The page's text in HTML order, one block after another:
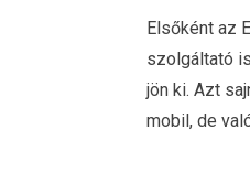
Elsőként az
szolgáltató
jön ki. Azt
mobil, de